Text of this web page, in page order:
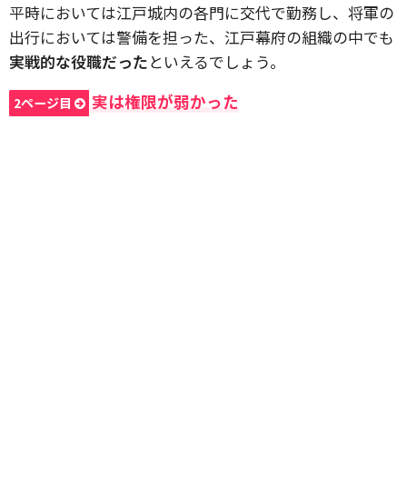
平時においては江戸城内の各門に交代で勤務し、将軍の
出行においては警備を担った、江戸幕府の組織の中でも
実戦的な役職だったといえるでしょう。
2ページ目 実は権限が弱かった